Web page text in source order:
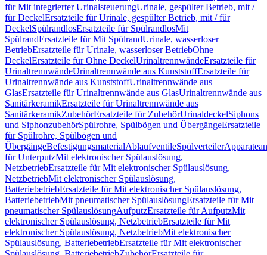
für Mit integrierter UrinalsteuerungUrinale, gespülter Betrieb, mit /
für DeckelErsatzteile für Urinale, gespülter Betrieb, mit / für
DeckelSpülrandlosErsatzteile für SpülrandlosMit
SpülrandErsatzteile für Mit SpülrandUrinale, wasserloser
BetriebErsatzteile für Urinale, wasserloser BetriebOhne
DeckelErsatzteile für Ohne DeckelUrinaltrennwändeErsatzteile für
UrinaltrennwändeUrinaltrennwände aus KunststoffErsatzteile für
Urinaltrennwände aus KunststoffUrinaltrennwände aus
GlasErsatzteile für Urinaltrennwände aus GlasUrinaltrennwände aus
SanitärkeramikErsatzteile für Urinaltrennwände aus
SanitärkeramikZubehörErsatzteile für ZubehörUrinaldeckelSiphons
und SiphonzubehörSpülrohre, Spülbögen und ÜbergängeErsatzteile
für Spülrohre, Spülbögen und
ÜbergängeBefestigungsmaterialAblaufventileSpülverteiler
für UnterputzMit elektronischer Spülauslösung,
NetzbetriebErsatzteile für Mit elektronischer Spülauslösung,
NetzbetriebMit elektronischer Spülauslösung,
BatteriebetriebErsatzteile für Mit elektronischer Spülauslösung,
BatteriebetriebMit pneumatischer SpülauslösungErsatzteile für Mit
pneumatischer SpülauslösungAufputzErsatzteile für AufputzMit
elektronischer Spülauslösung, NetzbetriebErsatzteile für Mit
elektronischer Spülauslösung, NetzbetriebMit elektronischer
Spülauslösung, BatteriebetriebErsatzteile für Mit elektronischer